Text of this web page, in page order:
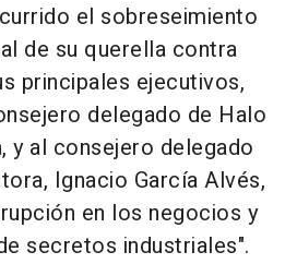
el sobreseimiento
de su querella contra
principales ejecutivos,
delegado de Halo
y al consejero delegado
Ignacio García Alvés,
en los negocios y
secretos industriales".